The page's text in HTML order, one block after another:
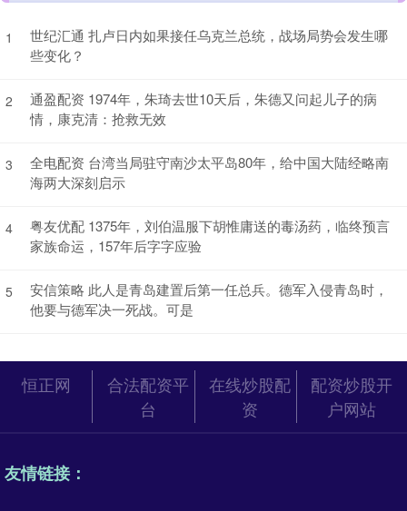
1
世纪汇通 扎卢日内如果接任乌克兰总统，战场局势会发生哪
些变化？
2
通盈配资 1974年，朱琦去世10天后，朱德又问起儿子的病
情，康克清：抢救无效
3
全电配资 台湾当局驻守南沙太平岛80年，给中国大陆经略南
海两大深刻启示
4
粤友优配 1375年，刘伯温服下胡惟庸送的毒汤药，临终预言
家族命运，157年后字字应验
5
安信策略 此人是青岛建置后第一任总兵。德军入侵青岛时，
他要与德军决一死战。可是
恒正网
合法配资平
台
在线炒股配
资
配资炒股开
户网站
友情链接：